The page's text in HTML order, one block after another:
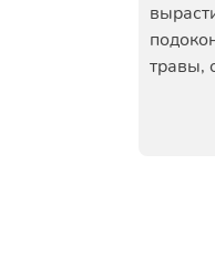
травы,